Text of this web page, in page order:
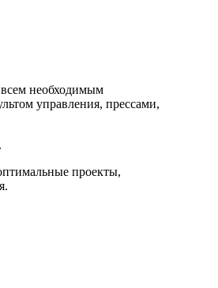
необходимым
управления, прессами,
проекты,